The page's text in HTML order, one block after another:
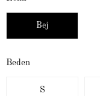
Bej
Beden
S